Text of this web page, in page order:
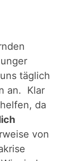
täglich
an. Klar
helfen, da
von